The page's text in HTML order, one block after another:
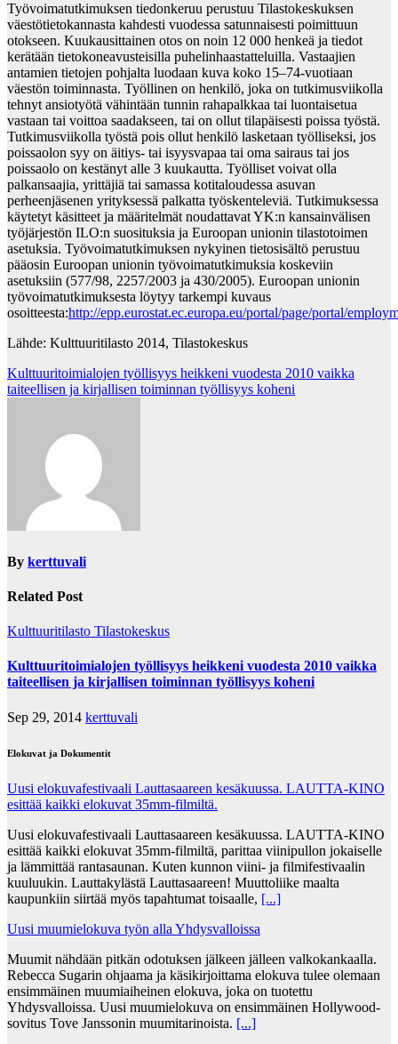
Työvoimatutkimuksen tiedonkeruu perustuu Tilastokeskuksen
väestötietokannasta kahdesti vuodessa satunnaisesti poimittuun
otokseen. Kuukausittainen otos on noin 12 000 henkeä ja tiedot
kerätään tietokoneavusteisilla puhelinhaastatteluilla. Vastaajien
antamien tietojen pohjalta luodaan kuva koko 15–74-vuotiaan
väestön toiminnasta. Työllinen on henkilö, joka on tutkimusviikolla
tehnyt ansiotyötä vähintään tunnin rahapalkkaa tai luontaisetua
vastaan tai voittoa saadakseen, tai on ollut tilapäisesti poissa työstä.
Tutkimusviikolla työstä pois ollut henkilö lasketaan työlliseksi, jos
poissaolon syy on äitiys- tai isyysvapaa tai oma sairaus tai jos
poissaolo on kestänyt alle 3 kuukautta. Työlliset voivat olla
palkansaajia, yrittäjiä tai samassa kotitaloudessa asuvan
perheenjäsenen yrityksessä palkatta työskenteleviä. Tutkimuksessa
käytetyt käsitteet ja määritelmät noudattavat YK:n kansainvälisen
työjärjestön ILO:n suosituksia ja Euroopan unionin tilastotoimen
asetuksia. Työvoimatutkimuksen nykyinen tietosisältö perustuu
pääosin Euroopan unionin työvoimatutkimuksia koskeviin
asetuksiin (577/98, 2257/2003 ja 430/2005). Euroopan unionin
työvoimatutkimuksesta löytyy tarkempi kuvaus
osoitteesta:http://epp.eurostat.ec.europa.eu/portal/page/portal/
Lähde: Kulttuuritilasto 2014, Tilastokeskus
Post
navigation
Kulttuuritoimialojen työllisyys heikkeni vuodesta 2010 vaikka
taiteellisen ja kirjallisen toiminnan työllisyys koheni
By kerttuvali
Related Post
Kulttuuritilasto Tilastokeskus
Kulttuuritoimialojen työllisyys heikkeni vuodesta 2010 vaikka
taiteellisen ja kirjallisen toiminnan työllisyys koheni
Sep 29, 2014 kerttuvali
Elokuvat ja Dokumentit
Uusi elokuvafestivaali Lauttasaareen kesäkuussa. LAUTTA-KINO
esittää kaikki elokuvat 35mm-filmiltä.
Uusi elokuvafestivaali Lauttasaareen kesäkuussa. LAUTTA-KINO
esittää kaikki elokuvat 35mm-filmiltä, parittaa viinipullon jokaiselle
ja lämmittää rantasaunan. Kuten kunnon viini- ja filmifestivaalin
kuuluukin. Lauttakylästä Lauttasaareen! Muuttoliike maalta
kaupunkiin siirtää myös tapahtumat toisaalle, [...]
Uusi muumielokuva työn alla Yhdysvalloissa
Muumit nähdään pitkän odotuksen jälkeen jälleen valkokankaalla.
Rebecca Sugarin ohjaama ja käsikirjoittama elokuva tulee olemaan
ensimmäinen muumiaiheinen elokuva, joka on tuotettu
Yhdysvalloissa. Uusi muumielokuva on ensimmäinen Hollywood-
sovitus Tove Janssonin muumitarinoista. [...]